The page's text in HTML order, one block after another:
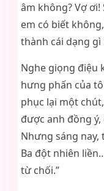
âm không? Vợ ơi!
em có biết
thành cái dạng gì
Nghe giọng điệu
hưng phấn của
phục lại một
được anh đồng
Nhưng sáng
Ba đột nhiên
từ chối.”